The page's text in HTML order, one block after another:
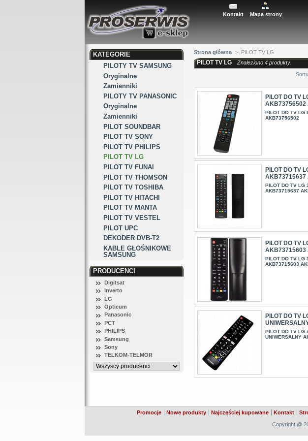
Kontakt
Mapa strony
KATEGORIE
PILOTY TV SAMSUNG
Oryginalne
Zamienniki
PILOTY TV PANASONIC
Oryginalne
Zamienniki
PILOT SOUNDBAR
PILOT TV SONY
PILOT TV PHILIPS
PILOT TV LG
PILOT TV FUNAI
PILOT TV THOMSON
PILOT TV TOSHIBA
PILOT TV HITACHI
PILOT TV MANTA
PILOT TV VESTEL
PILOT UPC
DEKODER DVB-T2
KABLE GŁOŚNIKOWE
SAMSUNG
PRODUCENCI
Digitsat
Inverto
LG
Opticum
Panasonic
PCT
PHILIPS
Samsung
Sony
TELKOM-TELMOR
Strona główna > PILOT TV LG
PILOT TV LG Znaleziono 4 produkty.
PILOT DO TV
AKB73756502
PILOT DO TV LG
AKB73756502
PILOT DO TV
AKB73715637
PILOT DO TV LG
AKB73715637
PILOT DO TV
AKB73715603
PILOT DO TV LG
AKB73715603
PILOT DO TV
PILOT DO TV LG
UNIWERSALNY
Promocje Nowe produkty Najczęściej kupowane Kontakt
Copyright @